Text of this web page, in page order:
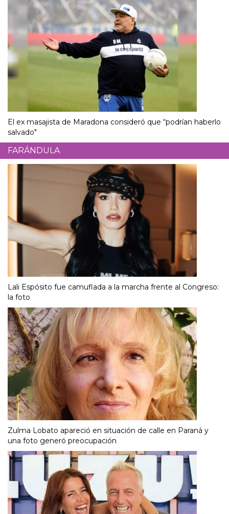
El ex masajista de Maradona consideró que “podrían haberlo
salvado"
FARÁNDULA
Lali Espósito fue camuflada a la marcha frente al Congreso:
la foto
Zulma Lobato apareció en situación de calle en Paraná y
una foto generó preocupación